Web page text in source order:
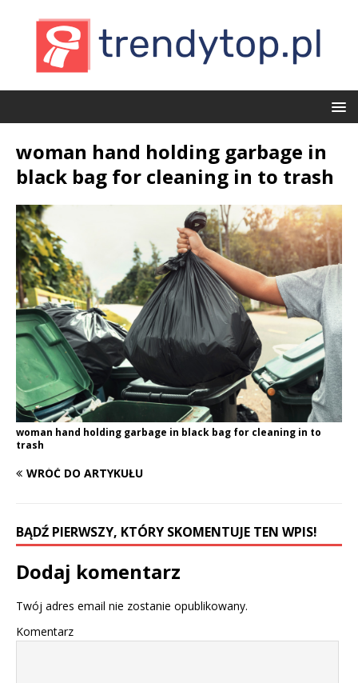
woman hand holding garbage in
black bag for cleaning in to trash
woman hand holding garbage in black bag for cleaning in to
trash
WRÓĆ DO ARTYKUŁU
BĄDŹ PIERWSZY, KTÓRY SKOMENTUJE TEN WPIS!
Dodaj komentarz
Twój adres email nie zostanie opublikowany.
Komentarz